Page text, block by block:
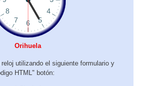
Orihuela
utilizando el siguiente formulario y
HTML" botón: